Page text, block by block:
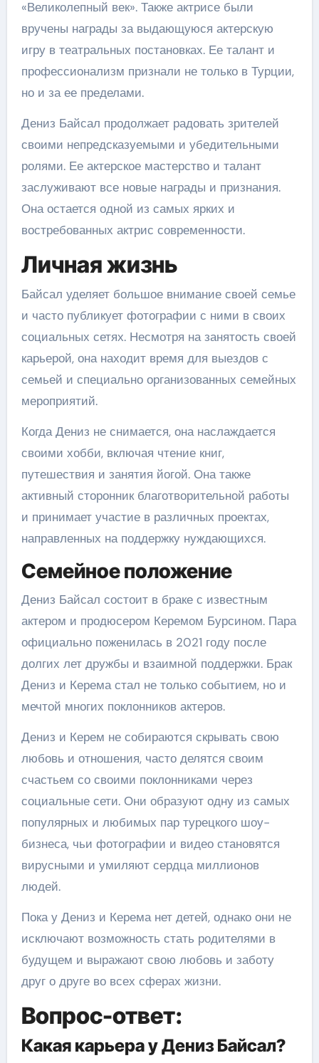
«Великолепный век». Также актрисе были
вручены награды за выдающуюся актерскую
игру в театральных постановках. Ее талант и
профессионализм признали не только в Турции,
но и за ее пределами.
Дениз Байсал продолжает радовать зрителей
своими непредсказуемыми и убедительными
ролями. Ее актерское мастерство и талант
заслуживают все новые награды и признания.
Она остается одной из самых ярких и
востребованных актрис современности.
Личная жизнь
Байсал уделяет большое внимание своей семье
и часто публикует фотографии с ними в своих
социальных сетях. Несмотря на занятость своей
карьерой, она находит время для выездов с
семьей и специально организованных семейных
мероприятий.
Когда Дениз не снимается, она наслаждается
своими хобби, включая чтение книг,
путешествия и занятия йогой. Она также
активный сторонник благотворительной работы
и принимает участие в различных проектах,
направленных на поддержку нуждающихся.
Семейное положение
Дениз Байсал состоит в браке с известным
актером и продюсером Керемом Бурсином. Пара
официально поженилась в 2021 году после
долгих лет дружбы и взаимной поддержки. Брак
Дениз и Керема стал не только событием, но и
мечтой многих поклонников актеров.
Дениз и Керем не собираются скрывать свою
любовь и отношения, часто делятся своим
счастьем со своими поклонниками через
социальные сети. Они образуют одну из самых
популярных и любимых пар турецкого шоу-
бизнеса, чьи фотографии и видео становятся
вирусными и умиляют сердца миллионов
людей.
Пока у Дениз и Керема нет детей, однако они не
исключают возможность стать родителями в
будущем и выражают свою любовь и заботу
друг о друге во всех сферах жизни.
Вопрос-ответ:
Какая карьера у Дениз Байсал?